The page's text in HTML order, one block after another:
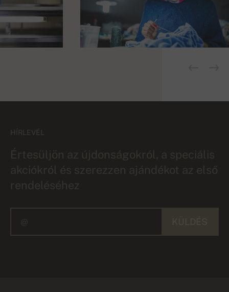
HÍRLEVÉL
Értesüljön az újdonságokról, a speciális
akciókról és szerezzen ajándékot az első
rendeléséhez